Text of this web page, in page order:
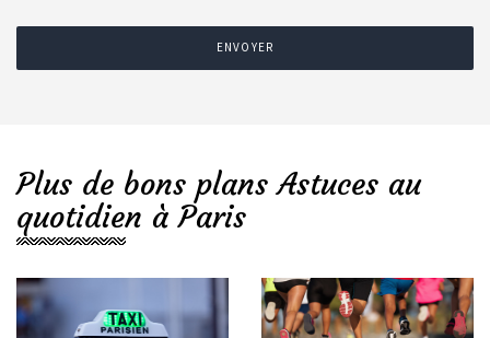
ENVOYER
Plus de bons plans Astuces au
quotidien à Paris